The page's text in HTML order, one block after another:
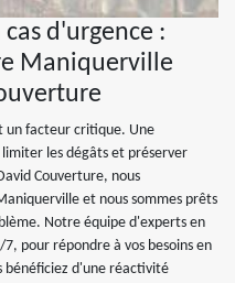
d'urgence :
Maniquerville
un facteur critique. Une
les dégâts et préserver
Couverture, nous
et nous sommes prêts
Notre équipe d'experts en
pour répondre à vos besoins en
bénéficiez d'une réactivité